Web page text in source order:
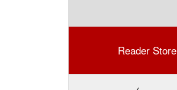
Reader Store